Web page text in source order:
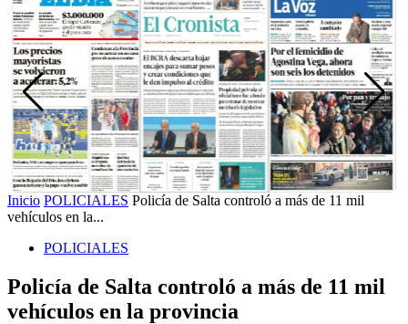
Inicio POLICIALES Policía de Salta controló a más de 11 mil
vehículos en la...
POLICIALES
Policía de Salta controló a más de 11 mil
vehículos en la provincia